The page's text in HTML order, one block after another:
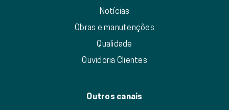
Notícias
Obras e manutenções
Qualidade
Ouvidoria Clientes
Outros canais